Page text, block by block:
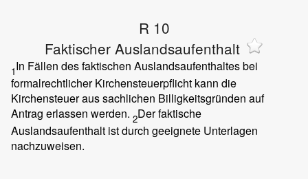
R 10
Faktischer Auslandsaufenthalt
1In Fällen des faktischen Auslandsaufenthaltes bei
formalrechtlicher Kirchensteuerpflicht kann die
Kirchensteuer aus sachlichen Billigkeitsgründen auf
Antrag erlassen werden. 2Der faktische
Auslandsaufenthalt ist durch geeignete Unterlagen
nachzuweisen.